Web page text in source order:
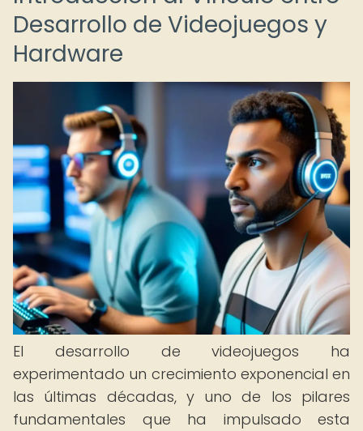
Desarrollo de Videojuegos y
Hardware
El desarrollo de videojuegos ha
experimentado un crecimiento exponencial en
las últimas décadas, y uno de los pilares
fundamentales que ha impulsado esta